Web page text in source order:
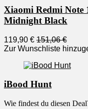
Xiaomi Redmi Note
Midnight Black
119,90 € 151,06 €
Zur Wunschliste
iBood Hunt
Wie findest du diesen